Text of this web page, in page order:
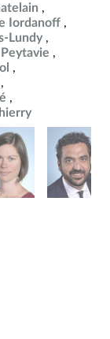
Iordanoff
Lundy